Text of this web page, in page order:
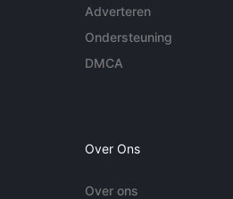
Adverteren
Ondersteuning
DMCA
Over Ons
Over ons